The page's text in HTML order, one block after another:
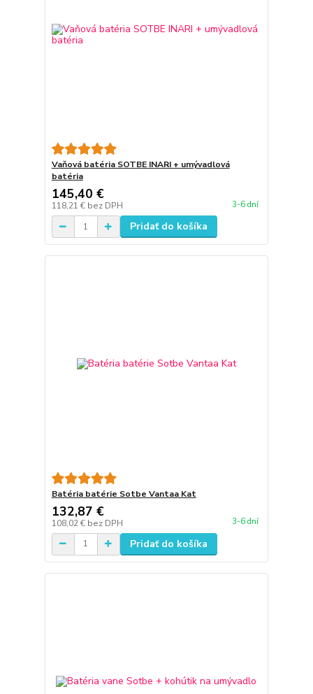
Vaňová batéria SOTBE INARI + umývadlová
batéria
145,40 €
118,21 € bez DPH 3-6 dní
Pridať do košíka
Batéria batérie Sotbe Vantaa Kat
132,87 €
108,02 € bez DPH 3-6 dní
Pridať do košíka